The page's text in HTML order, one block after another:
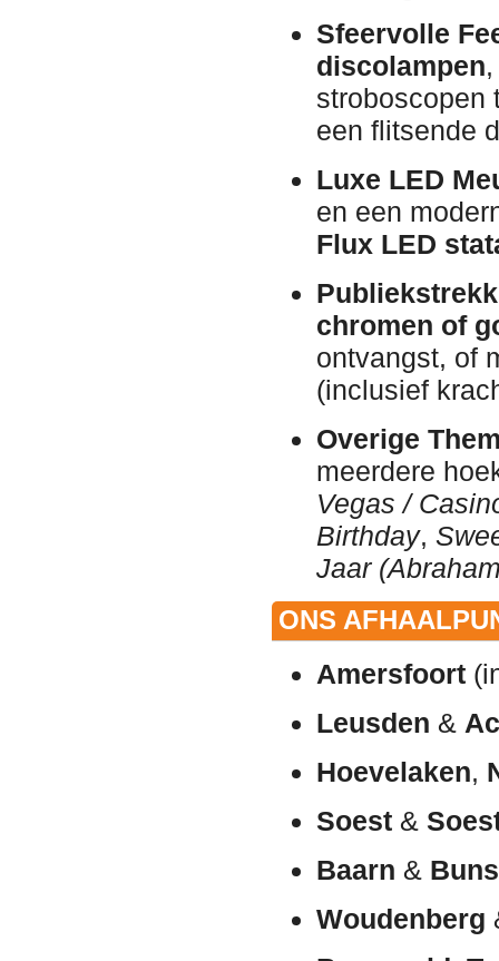
Sfeervolle
discolampen
stroboscopen
een flitsende
Luxe LED
en een
Flux LED
chromen of
ontvangst, of
(inclusief
Overige
meerdere
Vegas /
Birthday,
Jaar
ONS
Amersfoort
Leusden &
Hoevelaken,
Soest &
Baarn &
Woudenberg